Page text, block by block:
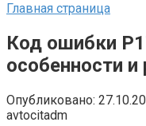
Главная страница
Код ошибки
особенности и
Опубликовано:
avtocitadm